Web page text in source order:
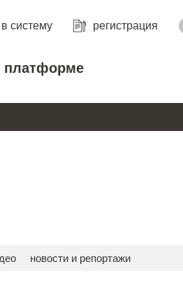
в систему регистрация
платформе
новости и репортажи